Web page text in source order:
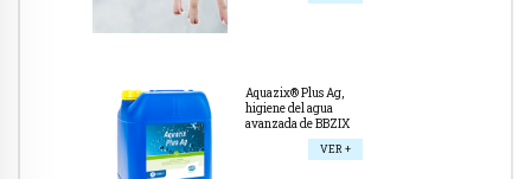
Aquazix® Plus Ag,
higiene del agua
avanzada de BBZIX
VER +